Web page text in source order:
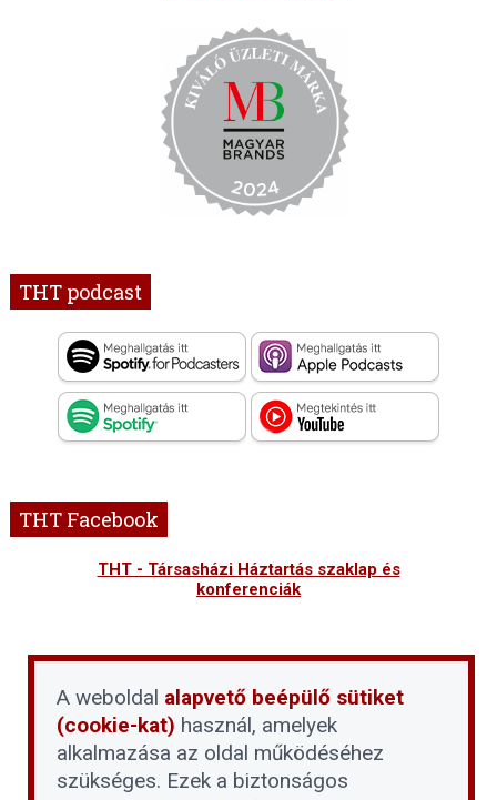
THT podcast
THT Facebook
THT - Társasházi Háztartás szaklap és
konferenciák
A weboldal alapvető beépülő sütiket
(cookie-kat) használ, amelyek
alkalmazása az oldal működéséhez
szükséges. Ezek a biztonságos